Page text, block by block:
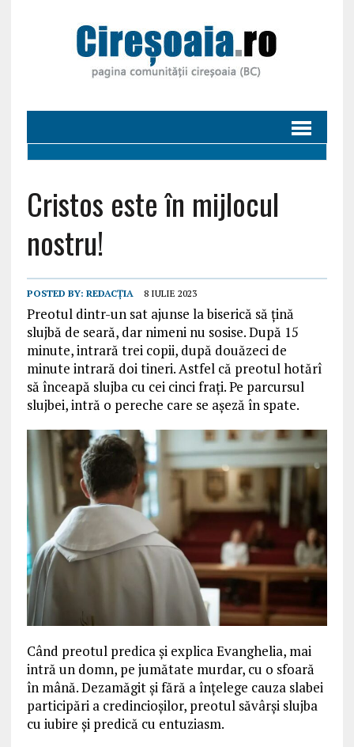
Cristos este în mijlocul
nostru!
POSTED BY: REDACȚIA 8 IULIE 2023
Preotul dintr-un sat ajunse la biserică să țină
slujbă de seară, dar nimeni nu sosise. După 15
minute, intrară trei copii, după douăzeci de
minute intrară doi tineri. Astfel că preotul hotărî
să înceapă slujba cu cei cinci frați. Pe parcursul
slujbei, intră o pereche care se așeză în spate.
Când preotul predica și explica Evanghelia, mai
intră un domn, pe jumătate murdar, cu o sfoară
în mână. Dezamăgit și fără a înțelege cauza slabei
participări a credincioșilor, preotul săvârși slujba
cu iubire și predică cu entuziasm.